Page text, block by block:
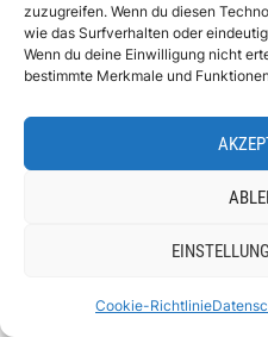
zuzugreifen. Wenn du diesen
wie das Surfverhalten oder
Wenn du deine Einwilligung nicht
bestimmte Merkmale und
Cookie-Richtlinie
Anreise nach
gefahren. Weitere
öffentlichen